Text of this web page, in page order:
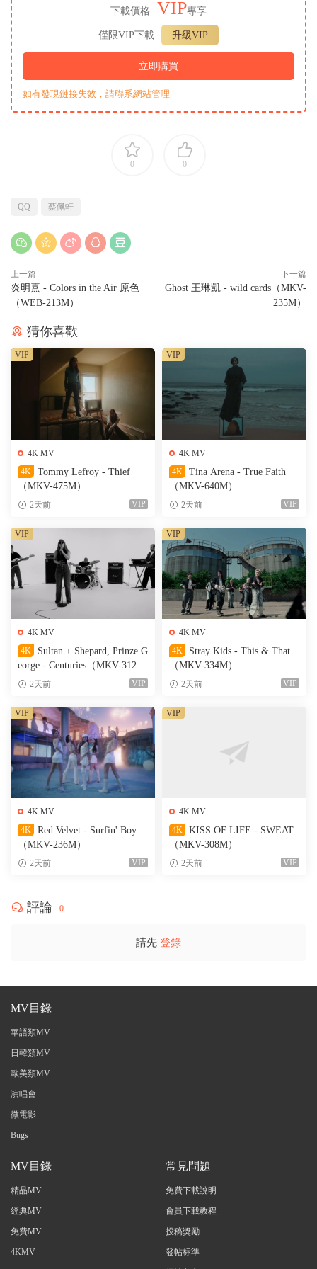
下載價格 VIP專享
僅限VIP下載 升級VIP
立即購買
如有發現鏈接失效，請聯系網站管理
0 0
QQ 蔡佩軒
上一篇
炎明熹 - Colors in the Air 原色
（WEB-213M）
下一篇
Ghost 王琳凱 - wild cards（MKV-
235M）
猜你喜歡
4K MV
4K
Tommy Lefroy - Thief
（MKV-475M）
2天前 VIP
VIP
4K MV
4K
Tina Arena - True Faith
（MKV-640M）
2天前 VIP
VIP
4K MV
4K
Sultan + Shepard, Prinze G
eorge - Centuries（MKV-312
M）2天前 VIP
VIP
4K MV
4K
Stray Kids - This & That
（MKV-334M）
2天前 VIP
VIP
4K MV
4K
Red Velvet - Surfin' Boy
（MKV-236M）
2天前 VIP
VIP
4K MV
4K
KISS OF LIFE - SWEAT
（MKV-308M）
2天前 VIP
VIP
評論 0
請先 登錄
MV目錄
華語類MV
日韓類MV
歐美類MV
演唱會
微電影
Bugs
MV目錄
精品MV
經典MV
免費MV
4KMV
常見問題
免費下載說明
會員下載教程
投稿獎勵
發帖标準